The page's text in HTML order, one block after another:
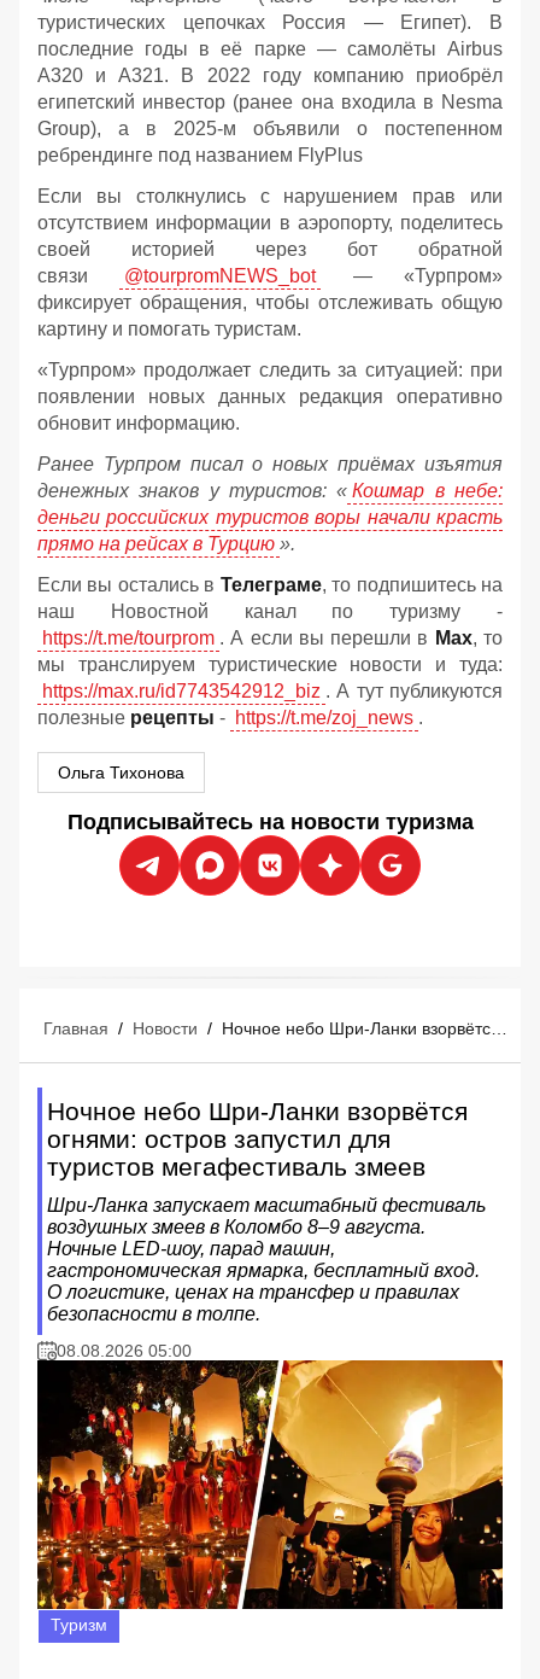
туристических цепочках Россия — Египет). В
последние годы в её парке — самолёты Airbus
A320 и A321. В 2022 году компанию приобрёл
египетский инвестор (ранее она входила в Nesma
Group), а в 2025-м объявили о постепенном
ребрендинге под названием FlyPlus
Если вы столкнулись с нарушением прав или
отсутствием информации в аэропорту, поделитесь
своей историей через бот обратной
связи
@tourpromNEWS_bot
— «Турпром»
фиксирует обращения, чтобы отслеживать общую
картину и помогать туристам.
«Турпром» продолжает следить за ситуацией: при
появлении новых данных редакция оперативно
обновит информацию.
Ранее Турпром писал о новых приёмах изъятия
денежных знаков у туристов: « Кошмар в небе:
деньги российских туристов воры начали красть
прямо на рейсах в Турцию ».
Если вы остались в Телеграме, то подпишитесь на
наш Новостной канал по туризму -
https://t.me/tourprom . А если вы перешли в Мах, то
мы транслируем туристические новости и туда:
https://max.ru/id7743542912_biz . А тут публикуются
полезные рецепты - https://t.me/zoj_news .
Ольга Тихонова
Подписывайтесь на новости туризма
Главная / Новости /
Ночное небо Шри-Ланки взорвётся
огнями: остров запустил для
туристов мегафестиваль змеев
Шри-Ланка запускает масштабный фестиваль
воздушных змеев в Коломбо 8–9 августа.
Ночные LED-шоу, парад машин,
гастрономическая ярмарка, бесплатный вход.
О логистике, ценах на трансфер и правилах
безопасности в толпе.
08.08.2026 05:00
Туризм